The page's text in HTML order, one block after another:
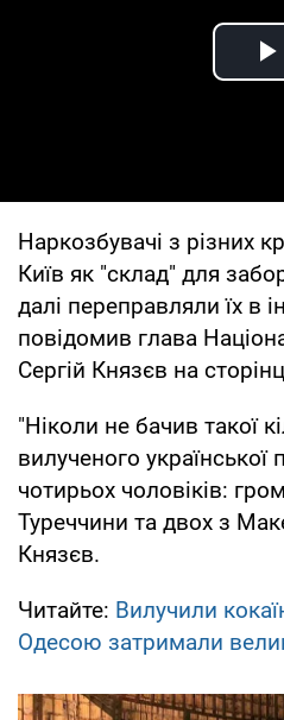
Наркозбувачі з різних
Київ як "склад" для
далі переправляли їх в
повідомив глава
Сергій Князєв на
"Ніколи не бачив такої
вилученого
чотирьох чоловіків:
Туреччини та двох з
Князєв.
Читайте: Вилучили
Одесою затримали